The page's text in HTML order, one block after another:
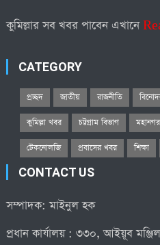
কুমিল্লার সব খবর পাবেন এখানে
CATEGORY
প্রচ্ছদ জাতীয় রাজনীতি
কুমিল্লা খবর চট্টগ্রাম বিভাগ মহানগর
টেকনোলজি প্রবাসের খবর শিক্ষা
CONTACT US
সম্পাদক: মাইনুল হক
প্রধান কার্যালয় : ৩৩০, আইয়ূব